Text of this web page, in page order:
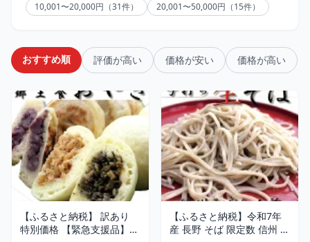
10,001〜20,000円（31件）
20,001〜50,000円（15件）
おすすめ順 評価が高い 価格が安い 価格が高い
【ふるさと納税】 訳あり
特別価格 【緊急支援品】
【ふるさと納税】令和7年
産 長野 そば 限定数 信州 そ